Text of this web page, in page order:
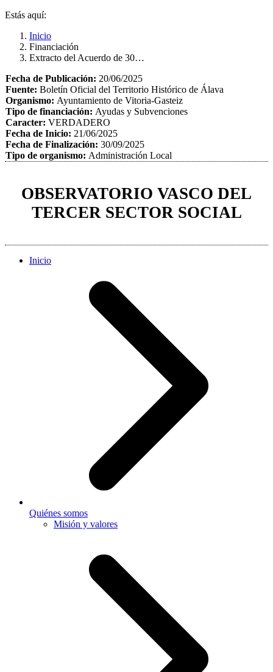
Estás aquí:
Inicio
Financiación
Extracto del Acuerdo de 30…
Fecha de Publicación: 20/06/2025
Fuente: Boletín Oficial del Territorio Histórico de Álava
Organismo: Ayuntamiento de Vitoria-Gasteiz
Tipo de financiación: Ayudas y Subvenciones
Caracter: VERDADERO
Fecha de Inicio: 21/06/2025
Fecha de Finalización: 30/09/2025
Tipo de organismo: Administración Local
OBSERVATORIO VASCO DEL
TERCER SECTOR SOCIAL
Inicio
Quiénes somos
Misión y valores